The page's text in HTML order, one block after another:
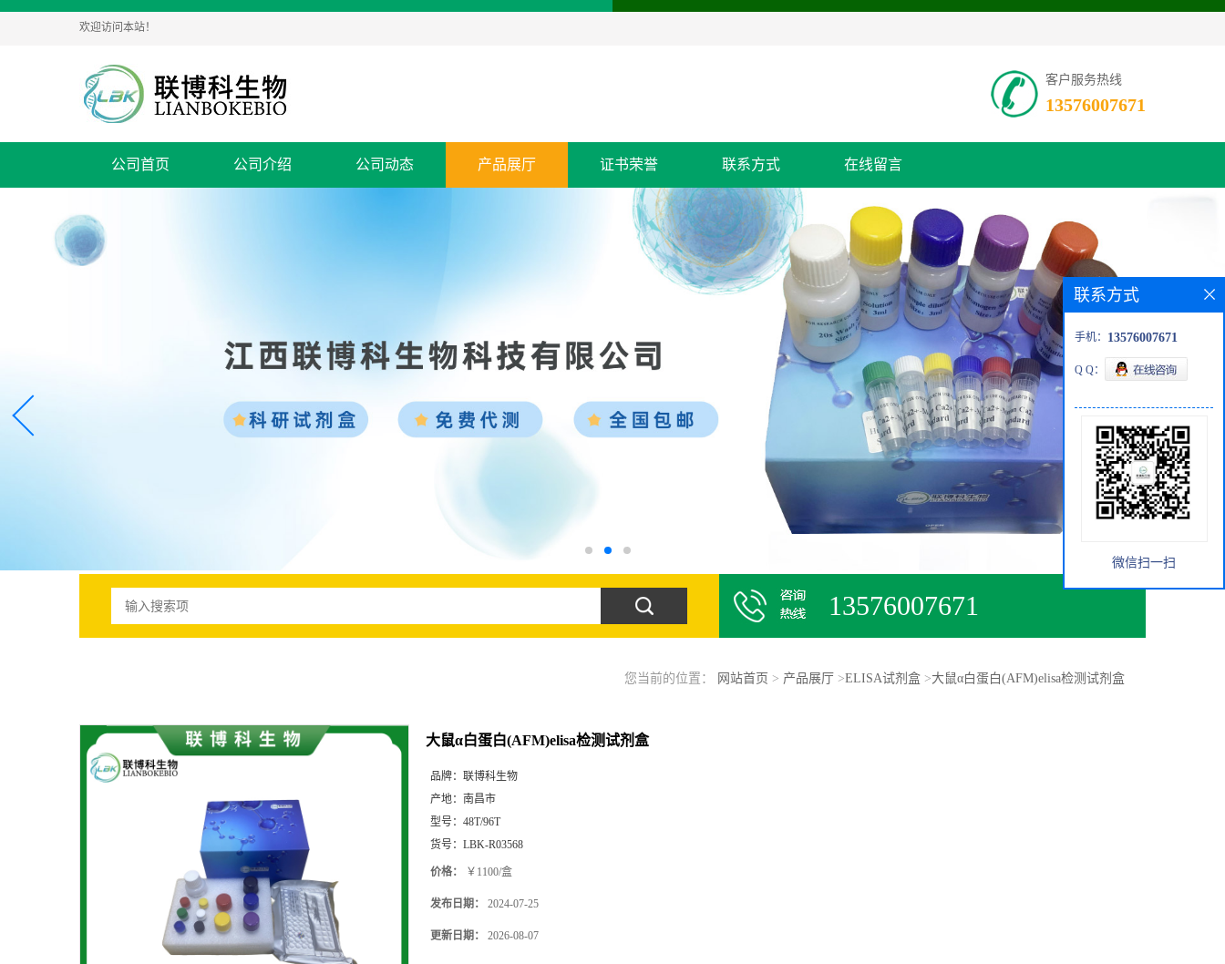
欢迎访问本站！
客户服务热线
13576007671
公司首页 公司介绍 公司动态 产品展厅 证书荣誉 联系方式 在线留言
13576007671
您当前的位置： 网站首页 > 产品展厅 >ELISA试剂盒>大鼠α白蛋白(AFM)elisa检测试剂盒
大鼠α白蛋白(AFM)elisa检测试剂盒
品牌： 联博科生物
产地： 南昌市
型号： 48T/96T
货号： LBK-R03568
价格： ￥1100/盒
发布日期： 2024-07-25
更新日期： 2026-08-07
联系方式
手机： 13576007671
Q Q：
微信扫一扫